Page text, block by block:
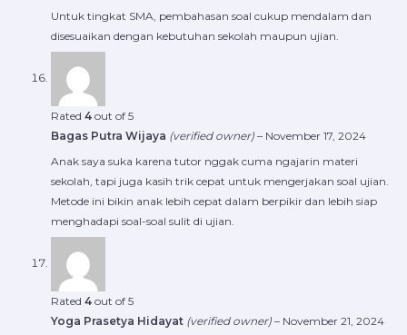
Untuk tingkat SMA, pembahasan soal cukup mendalam dan
disesuaikan dengan kebutuhan sekolah maupun ujian.
Rated 4 out of 5
Bagas Putra Wijaya (verified owner) – November 17, 2024
Anak saya suka karena tutor nggak cuma ngajarin materi
sekolah, tapi juga kasih trik cepat untuk mengerjakan soal ujian.
Metode ini bikin anak lebih cepat dalam berpikir dan lebih siap
menghadapi soal-soal sulit di ujian.
Rated 4 out of 5
Yoga Prasetya Hidayat (verified owner) – November 21, 2024